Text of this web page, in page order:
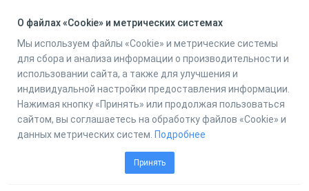
О файлах «Cookie» и метрических системах
Мы используем файлы «Cookie» и метрические системы
для сбора и анализа информации о производительности и
использовании сайта, а также для улучшения и
индивидуальной настройки предоставления информации.
Нажимая кнопку «Принять» или продолжая пользоваться
сайтом, вы соглашаетесь на обработку файлов «Cookie» и
данных метрических систем. Подробнее
Принять